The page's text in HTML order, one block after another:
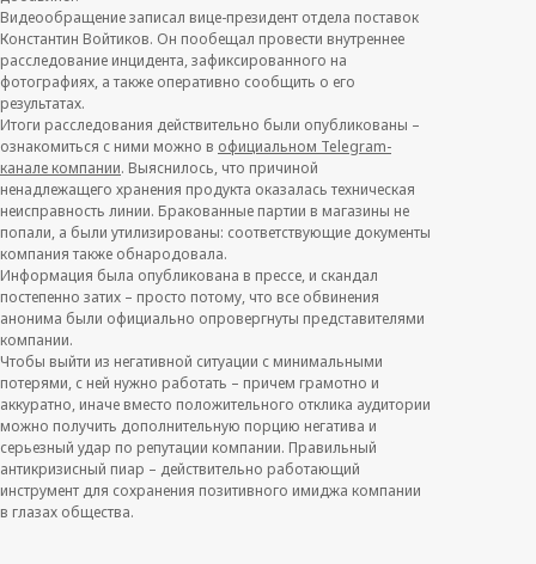
Видеообращение записал вице-президент отдела поставок
Константин Войтиков. Он пообещал провести внутреннее
расследование инцидента, зафиксированного на
фотографиях, а также оперативно сообщить о его
результатах.
Итоги расследования действительно были опубликованы –
ознакомиться с ними можно в официальном Telegram-
канале компании. Выяснилось, что причиной
ненадлежащего хранения продукта оказалась техническая
неисправность линии. Бракованные партии в магазины не
попали, а были утилизированы: соответствующие документы
компания также обнародовала.
Информация была опубликована в прессе, и скандал
постепенно затих – просто потому, что все обвинения
анонима были официально опровергнуты представителями
компании.
Чтобы выйти из негативной ситуации с минимальными
потерями, с ней нужно работать – причем грамотно и
аккуратно, иначе вместо положительного отклика аудитории
можно получить дополнительную порцию негатива и
серьезный удар по репутации компании. Правильный
антикризисный пиар – действительно работающий
инструмент для сохранения позитивного имиджа компании
в глазах общества.